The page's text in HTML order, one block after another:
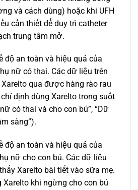
và cách dùng) hoặc khi UFH
cần thiết để duy trì catheter
trung tâm mở.
độ an toàn và hiệu quả của
nữ có thai. Các dữ liệu trên
qua được hàng rào rau
định dùng Xarelto trong suốt
có thai và cho con bú”, “Dữ
sàng”).
độ an toàn và hiệu quả của
nữ cho con bú. Các dữ liệu
Xarelto bài tiết vào sữa mẹ.
Xarelto khi ngừng cho con bú